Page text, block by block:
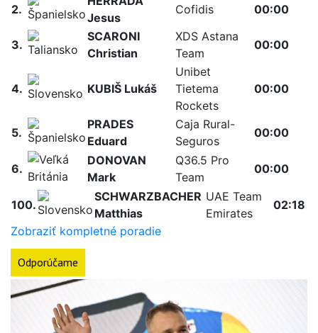
2.
Jesus
Cofidis 00:00
3.
SCARONI
Christian
XDS Astana
Team
00:00
4. KUBIŠ Lukáš
Unibet
Tietema
Rockets
00:00
5.
PRADES
Eduard
Caja Rural-
Seguros
00:00
6.
DONOVAN
Mark
Q36.5 Pro
Team
00:00
100.
SCHWARZBACHER
Matthias
UAE Team
Emirates
02:18
Zobraziť kompletné poradie
Odporúčame